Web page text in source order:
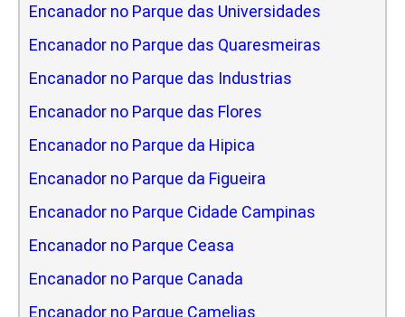
Encanador no Parque das Universidades
Encanador no Parque das Quaresmeiras
Encanador no Parque das Industrias
Encanador no Parque das Flores
Encanador no Parque da Hipica
Encanador no Parque da Figueira
Encanador no Parque Cidade Campinas
Encanador no Parque Ceasa
Encanador no Parque Canada
Encanador no Parque Camelias